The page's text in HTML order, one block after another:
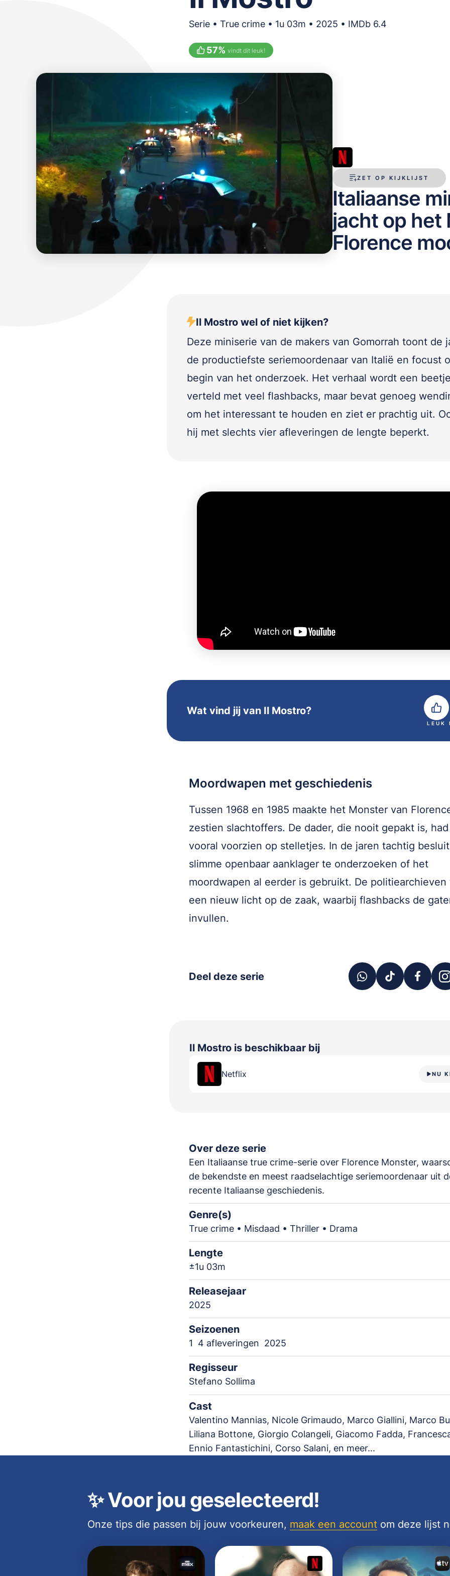
Serie • True crime • 1u 03m • 2025 • IMDb 6.4
57% vindt dit leuk!
ZET OP KIJKLIJST
Italiaanse
jacht op het
Florence
Il Mostro wel of niet kijken?
Deze miniserie van de makers van Gomorrah toont de
de productiefste seriemoordenaar van Italië en focust
begin van het onderzoek. Het verhaal wordt een
verteld met veel flashbacks, maar bevat genoeg
om het interessant te houden en ziet er prachtig uit.
hij met slechts vier afleveringen de lengte beperkt.
Wat vind jij van Il Mostro?
LEUK
Moordwapen met geschiedenis
Tussen 1968 en 1985 maakte het Monster van
zestien slachtoffers. De dader, die nooit gepakt is,
vooral voorzien op stelletjes. In de jaren tachtig
slimme openbaar aanklager te onderzoeken of het
moordwapen al eerder is gebruikt. De politiearchieven
een nieuw licht op de zaak, waarbij flashbacks de
invullen.
Deel deze serie
Il Mostro is beschikbaar bij
Netflix NU
Over deze serie
Een Italiaanse true crime-serie over Florence Monster,
de bekendste en meest raadselachtige seriemoordenaar uit
recente Italiaanse geschiedenis.
Genre(s)
True crime • Misdaad • Thriller • Drama
Lengte
±1u 03m
Releasejaar
2025
Seizoenen
1 4 afleveringen 2025
Regisseur
Stefano Sollima
Cast
Valentino Mannias, Nicole Grimaudo, Marco Giallini, Marco
Liliana Bottone, Giorgio Colangeli, Giacomo Fadda,
Ennio Fantastichini, Corso Salani, en meer...
✨Voor jou geselecteerd!
Onze tips die passen bij jouw voorkeuren, maak een account om deze lijst